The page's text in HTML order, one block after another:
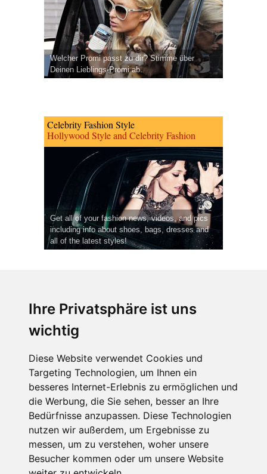
Ihre Privatsphäre ist uns
wichtig
Diese Website verwendet Cookies und
Targeting Technologien, um Ihnen ein
besseres Internet-Erlebnis zu ermöglichen und
die Werbung, die Sie sehen, besser an Ihre
Bedürfnisse anzupassen. Diese Technologien
nutzen wir außerdem, um Ergebnisse zu
messen, um zu verstehen, woher unsere
Besucher kommen oder um unsere Website
Welcher Promi passt zu dir? Stimme über
Deinen Lieblings-Promi ab.
Celebrity Fashion Style
Hollywood Style and Celebrity Fashion
Get all of your fashion news, videos, and pics
including info about shoes, bags, dresses and
all of the latest styles!
CPost.org© 2013-2023 The Celebrity Post.
Terms of Use Privacy | Cookies Policy( Einstellungen ändern
About Us
Advertising
Contact Us